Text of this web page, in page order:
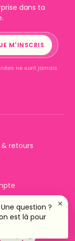
dans ta
JE M'INSCRIS
ne sont jamais
& retours
✕
question ?
est là pour